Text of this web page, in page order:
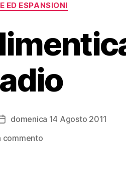
ED ESPANSIONI
Datadomenica 14 Agosto 2011
commentosu